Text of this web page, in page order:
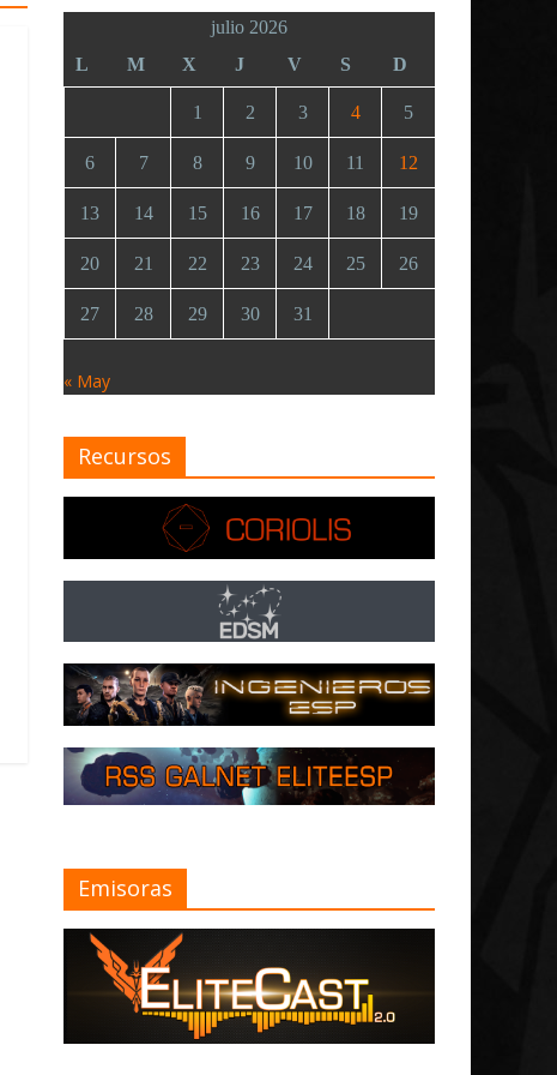
julio 2026
L
M X J V S D
1 2 3 4 5
6 7 8 9 10 11 12
13 14 15 16 17 18 19
20 21 22 23 24 25 26
27 28 29 30 31
« May
Recursos
Emisoras